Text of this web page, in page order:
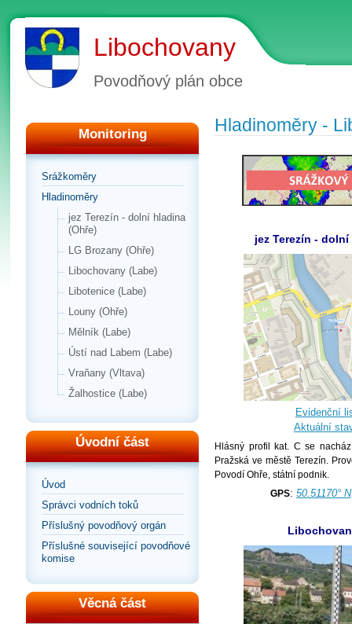
Libochovany
Povodňový plán obce
Monitoring
Srážkoměry
Hladinoměry
jez Terezín - dolní hladina
(Ohře)
LG Brozany (Ohře)
Libochovany (Labe)
Libotenice (Labe)
Louny (Ohře)
Mělník (Labe)
Ústí nad Labem (Labe)
Vraňany (Vltava)
Žalhostice (Labe)
Úvodní část
Úvod
Správci vodních toků
Příslušný povodňový orgán
Příslušné související povodňové
komise
Věcná část
Hladinoměry -
jez Terezín -
Evidenční
Aktuální
Hlásný profil kat. C se
Pražská ve městě Terezín.
Povodí Ohře, státní podnik.
GPS: 50.51170°